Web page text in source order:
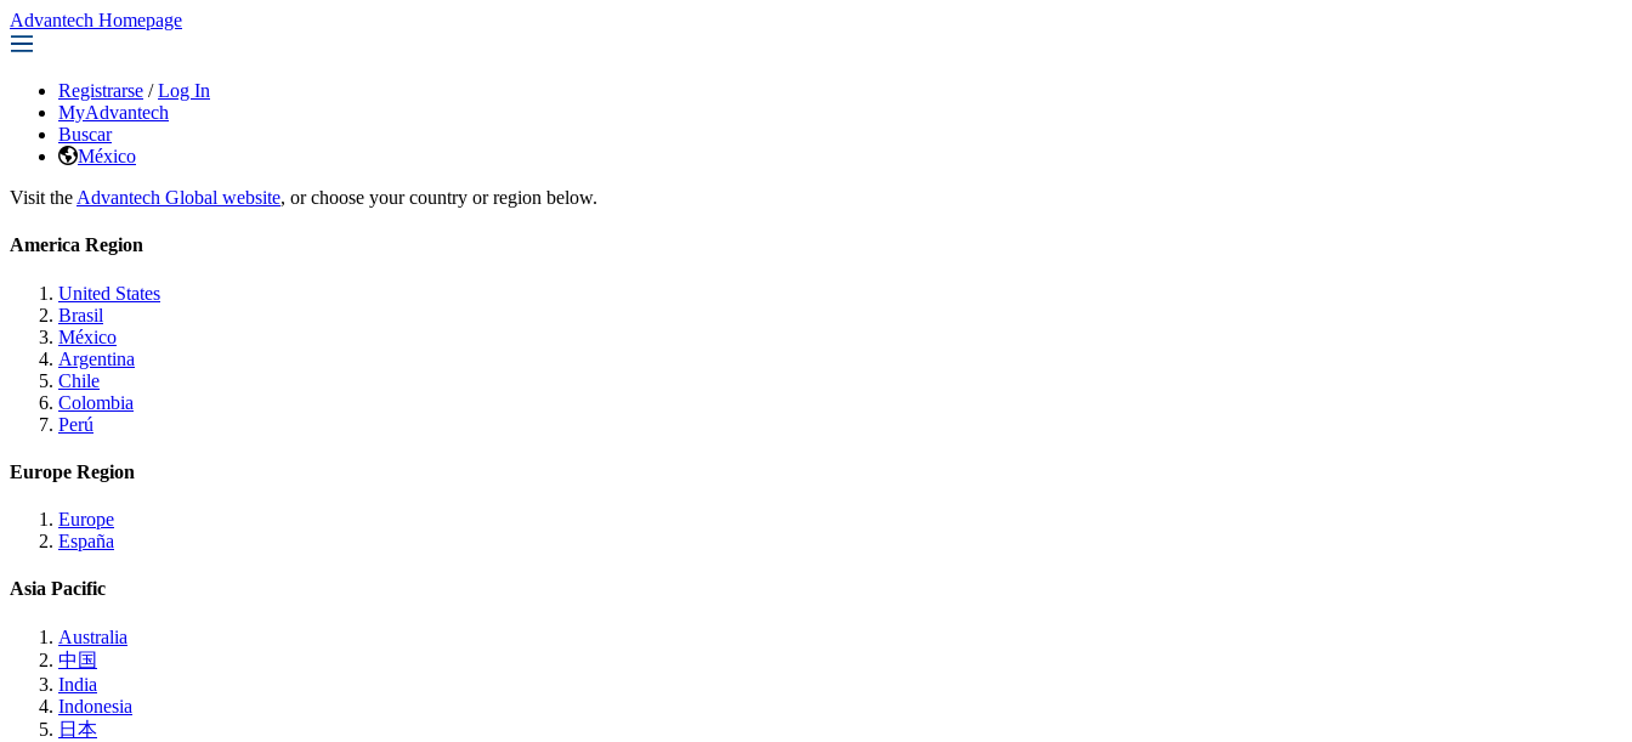
Advantech Homepage
Registrarse / Log In
MyAdvantech
Buscar
México
Visit the Advantech Global website, or choose your country or region below.
America Region
United States
Brasil
México
Argentina
Chile
Colombia
Perú
Europe Region
Europe
España
Asia Pacific
Australia
中国
India
Indonesia
日本